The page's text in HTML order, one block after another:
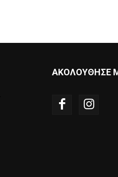
ΑΚΟΛΟΥΘΗΣΕ